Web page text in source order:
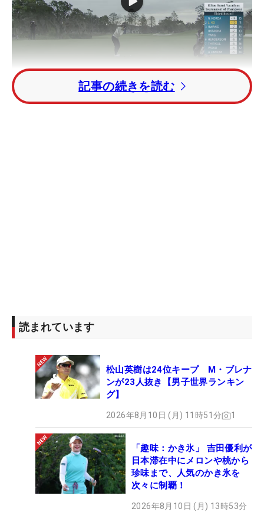
記事の続きを読む
読まれています
松山英樹は24位キープ M・ブレナ
ンが23人抜き【男子世界ランキン
グ】
2026年8月10日 (月) 11時51分 1
「趣味：かき氷」 吉田優利が
日本滞在中にメロンや桃から
珍味まで、人気のかき氷を
次々に制覇！
2026年8月10日 (月) 13時53分